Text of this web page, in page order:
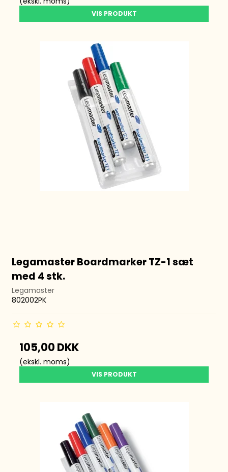
VIS PRODUKT
Legamaster Boardmarker TZ-1 sæt
med 4 stk.
Legamaster
802002PK
105,00 DKK
(ekskl. moms)
VIS PRODUKT